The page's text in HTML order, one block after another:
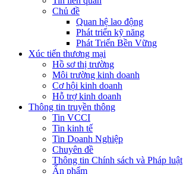
Chủ đề
Quan hệ lao động
Phát triển kỹ năng
Phát Triển Bền Vững
Xúc tiến thương mại
Hồ sơ thị trường
Môi trường kinh doanh
Cơ hội kinh doanh
Hỗ trợ kinh doanh
Thông tin truyền thông
Tin VCCI
Tin kinh tế
Tin Doanh Nghiệp
Chuyên đề
Thông tin Chính sách và Pháp luật
Ấn phẩm